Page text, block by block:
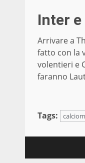
Inter
Arrivare a
fatto con la
volentieri e
faranno
Tags: